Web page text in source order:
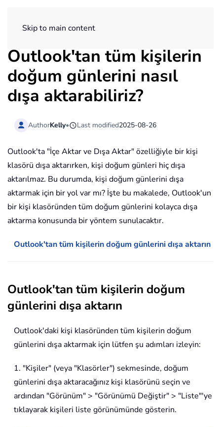
Skip to main content
Outlook'tan tüm kişilerin
doğum günlerini nasıl
dışa aktarabiliriz?
AuthorKelly• Last modified2025-08-26
Outlook'ta "İçe Aktar ve Dışa Aktar" özelliğiyle bir kişi
klasörü dışa aktarırken, kişi doğum günleri hiç dışa
aktarılmaz. Bu durumda, kişi doğum günlerini dışa
aktarmak için bir yol var mı? İşte bu makalede, Outlook'un
bir kişi klasöründen tüm doğum günlerini kolayca dışa
aktarma konusunda bir yöntem sunulacaktır.
Outlook'tan tüm kişilerin doğum günlerini dışa aktarın
Outlook'tan tüm kişilerin doğum
günlerini dışa aktarın
Outlook'daki kişi klasöründen tüm kişilerin doğum
günlerini dışa aktarmak için lütfen şu adımları izleyin:
1. "Kişiler" (veya "Klasörler") sekmesinde, doğum
günlerini dışa aktaracağınız kişi klasörünü seçin ve
ardından "Görünüm" > "Görünümü Değiştir" > "Liste"'ye
tıklayarak kişileri liste görünümünde gösterin.